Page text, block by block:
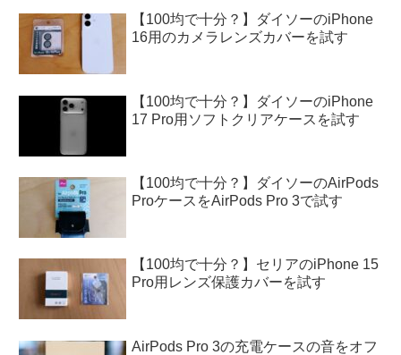
【100均で十分？】ダイソーのiPhone
16用のカメラレンズカバーを試す
【100均で十分？】ダイソーのiPhone
17 Pro用ソフトクリアケースを試す
【100均で十分？】ダイソーのAirPods
ProケースをAirPods Pro 3で試す
【100均で十分？】セリアのiPhone 15
Pro用レンズ保護カバーを試す
AirPods Pro 3の充電ケースの音をオフ